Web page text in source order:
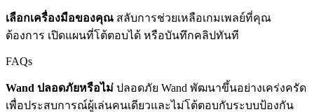
เลือกเครื่องมือของคุณ สลับการช่วยเหลือเกมเพลย์ที่คุณ
ต้องการ เปิดแผนที่โต้ตอบได้ หรือบันทึกคลิปทันที
FAQs
Wand ปลอดภัยหรือไม่ ปลอดภัย Wand พัฒนาขึ้นอย่างเคร่งครัด
เพื่อประสบการณ์ผู้เล่นคนเดียวและไม่โต้ตอบกับระบบป้องกัน